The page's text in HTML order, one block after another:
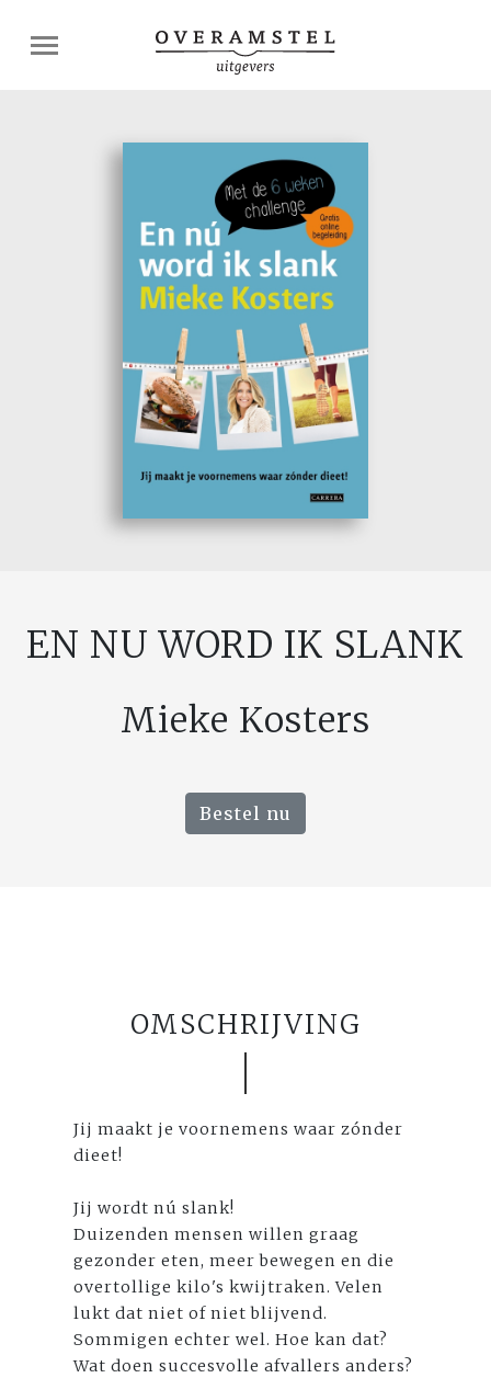
EN NU WORD IK SLANK
Mieke Kosters
Bestel nu
OMSCHRIJVING
Jij maakt je voornemens waar zónder
dieet!
Jij wordt nú slank!
Duizenden mensen willen graag
gezonder eten, meer bewegen en die
overtollige kilo's kwijtraken. Velen
lukt dat niet of niet blijvend.
Sommigen echter wel. Hoe kan dat?
Wat doen succesvolle afvallers anders?